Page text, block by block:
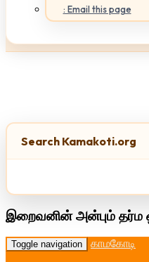
: Email this page
Search Kamakoti.org
இறைவனின் அன்பும் தர்ம
Toggle navigation காமகோடி